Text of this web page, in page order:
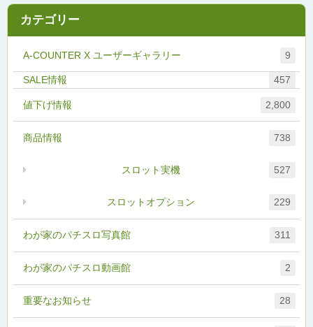
カテゴリー
A-COUNTER X ユーザーギャラリー 9
457
わが家のパチスロ写真館 311
わが家のパチスロ動画館 2
値下げ情報 2,800
商品情報 738
スロットオプション 229
スロット実機 527
重要なお知らせ 28